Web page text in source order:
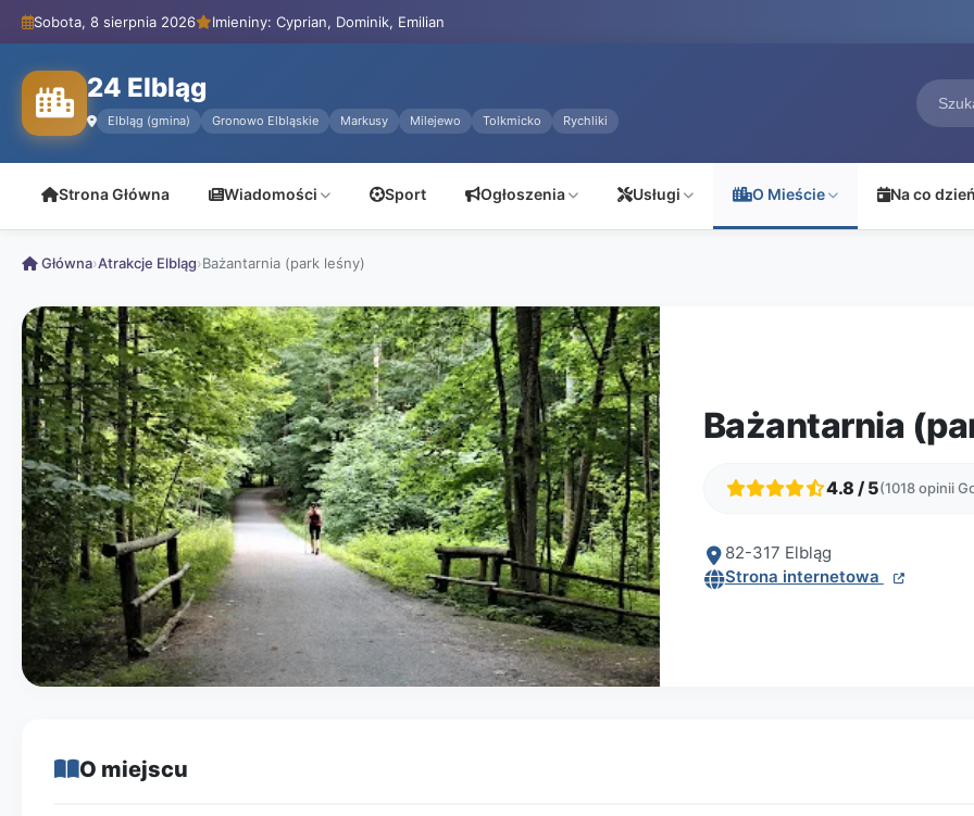
Sobota, 8 sierpnia 2026 Imieniny: Cyprian, Dominik, Emilian
24 Elbląg
Elbląg (gmina) Gronowo Elbląskie Markusy Milejewo Tolkmicko Rychliki
Strona Główna Wiadomości Sport Ogłoszenia Usługi O Mieście Na co dzień
Główna›Atrakcje Elbląg›Bażantarnia (park leśny)
Bażantarnia
4.8 / 5(1018 opinii
82-317 Elbląg
Strona internetowa
O miejscu